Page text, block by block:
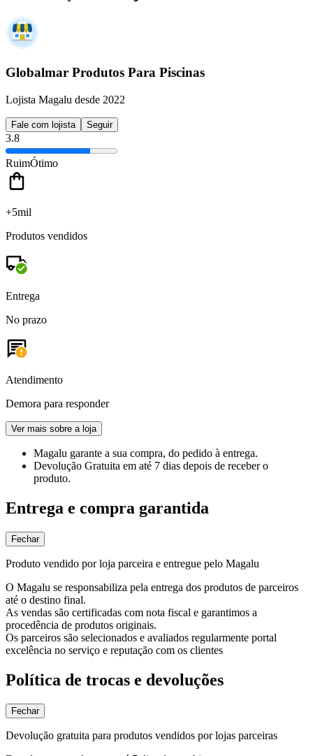
Globalmar Produtos Para Piscinas
Lojista Magalu desde 2022
Fale com lojista Seguir
3.8
RuimÓtimo
+5mil
Produtos vendidos
Entrega
No prazo
Atendimento
Demora para responder
Ver mais sobre a loja
Magalu garante a sua compra, do pedido à entrega.
Devolução Gratuita em até 7 dias depois de receber o
produto.
Entrega e compra garantida
Fechar
Produto vendido por loja parceira e entregue pelo Magalu
O Magalu se responsabiliza pela entrega dos produtos de parceiros
até o destino final.
As vendas são certificadas com nota fiscal e garantimos a
procedência de produtos originais.
Os parceiros são selecionados e avaliados regularmente portal
excelência no serviço e reputação com os clientes
Política de trocas e devoluções
Fechar
Devolução gratuita para produtos vendidos por lojas parceiras